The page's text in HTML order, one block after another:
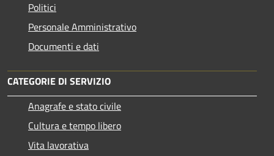
Politici
Personale Amministrativo
Documenti e dati
CATEGORIE DI SERVIZIO
Anagrafe e stato civile
Cultura e tempo libero
Vita lavorativa